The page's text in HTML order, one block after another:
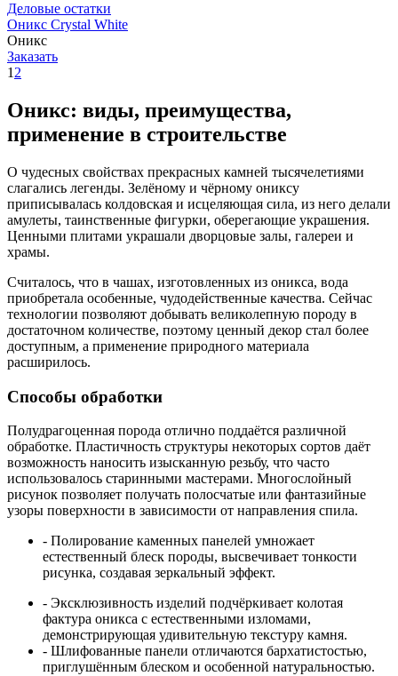
Деловые остатки
Оникс Crystal White
Оникс
Заказать
1 2
Оникс: виды, преимущества,
применение в строительстве
О чудесных свойствах прекрасных камней тысячелетиями
слагались легенды. Зелёному и чёрному ониксу
приписывалась колдовская и исцеляющая сила, из него делали
амулеты, таинственные фигурки, оберегающие украшения.
Ценными плитами украшали дворцовые залы, галереи и
храмы.
Считалось, что в чашах, изготовленных из оникса, вода
приобретала особенные, чудодейственные качества. Сейчас
технологии позволяют добывать великолепную породу в
достаточном количестве, поэтому ценный декор стал более
доступным, а применение природного материала
расширилось.
Способы обработки
Полудрагоценная порода отлично поддаётся различной
обработке. Пластичность структуры некоторых сортов даёт
возможность наносить изысканную резьбу, что часто
использовалось старинными мастерами. Многослойный
рисунок позволяет получать полосчатые или фантазийные
узоры поверхности в зависимости от направления спила.
- Полирование каменных панелей умножает
естественный блеск породы, высвечивает тонкости
рисунка, создавая зеркальный эффект.
- Эксклюзивность изделий подчёркивает колотая
фактура оникса с естественными изломами,
демонстрирующая удивительную текстуру камня.
- Шлифованные панели отличаются бархатистостью,
приглушённым блеском и особенной натуральностью.